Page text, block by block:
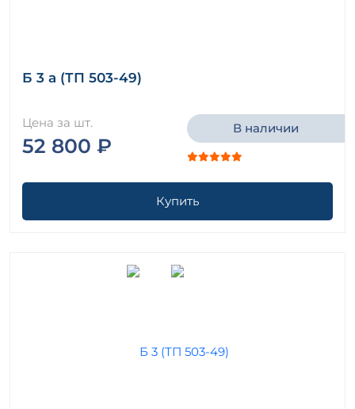
Б 3 а (ТП 503-49)
Цена за шт.
52 800 ₽
В наличии
Купить